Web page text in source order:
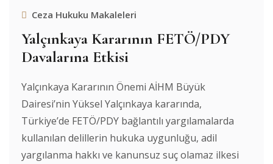
Ceza Hukuku Makaleleri
Yalçınkaya Kararının FETÖ/PDY
Davalarına Etkisi
Yalçınkaya Kararının Önemi AİHM Büyük
Dairesi’nin Yüksel Yalçınkaya kararında,
Türkiye’de FETÖ/PDY bağlantılı yargılamalarda
kullanılan delillerin hukuka uygunluğu, adil
yargılanma hakkı ve kanunsuz suç olamaz ilkesi